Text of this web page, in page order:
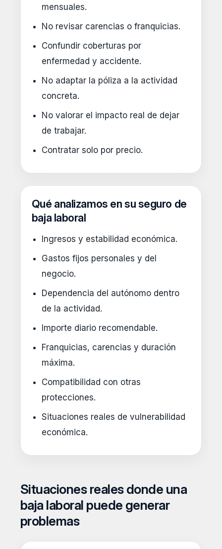
mensuales.
No revisar carencias o franquicias.
Confundir coberturas por
enfermedad y accidente.
No adaptar la póliza a la actividad
concreta.
No valorar el impacto real de dejar
de trabajar.
Contratar solo por precio.
Qué analizamos en su seguro de
baja laboral
Ingresos y estabilidad económica.
Gastos fijos personales y del
negocio.
Dependencia del autónomo dentro
de la actividad.
Importe diario recomendable.
Franquicias, carencias y duración
máxima.
Compatibilidad con otras
protecciones.
Situaciones reales de vulnerabilidad
económica.
Situaciones reales donde una
baja laboral puede generar
problemas